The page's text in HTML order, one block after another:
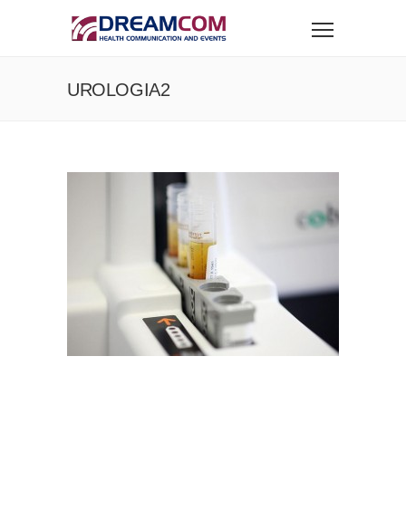
UROLOGIA2